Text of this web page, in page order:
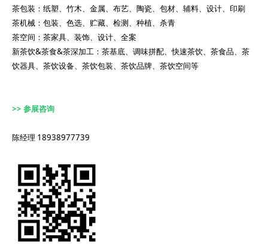
茶包装：纸塑、竹木、金属、布艺、陶瓷、包材、辅料、设计、印刷
茶机械：包装、色选、贮藏、检测、种植、杀青
茶空间：茶家具、装饰、设计、全案
新茶饮&茶食&茶深加工：茶基底、调味拼配、快速茶饮、茶食品、茶
饮器具、茶饮设备、茶饮包装、茶饮品牌、茶饮空间等
>> 参展咨询
陈经理 18938977739